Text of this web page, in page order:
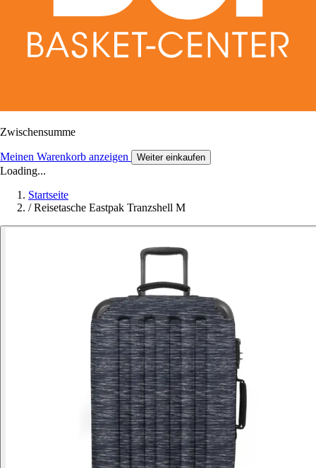
Zwischensumme
Meinen Warenkorb anzeigen Weiter einkaufen
Loading...
Startseite
/ Reisetasche Eastpak Tranzshell M